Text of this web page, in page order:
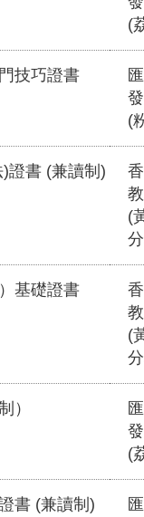
(
技巧證書
(
證書 (兼讀制)
(
基礎證書
(
）
(
書 (兼讀制)